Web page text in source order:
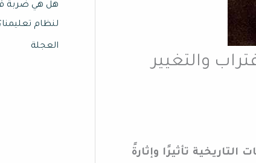
والتغيير
أكثر الشخصيات التاريخية تأثيرًا وإثارةً
هل هي ضربة
لنظام
العجلة